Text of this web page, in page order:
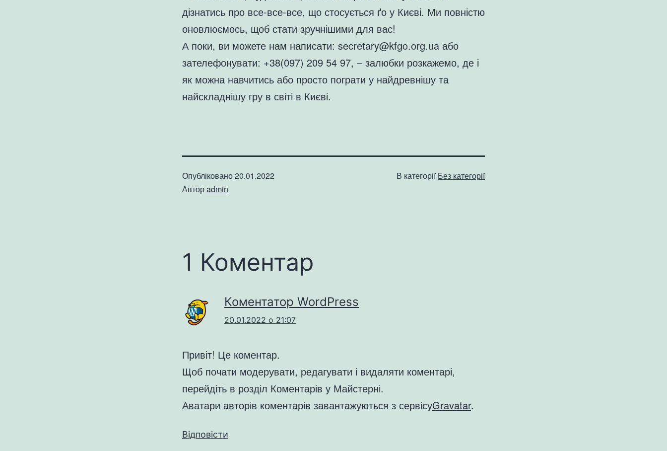
дізнатись про все-все-все, що стосується ґо у Києві. Ми повністю
оновлюємось, щоб стати зручнішими для вас!
А поки, ви можете нам написати: secretary@kfgo.org.ua або
зателефонувати: +38(097) 209 54 97, – залюбки розкажемо, де і
як можна навчитись або просто пограти у найдревнішу та
найскладнішу гру в світі в Києві.
Опубліковано20.01.2022
Авторadmin
В категоріїБез категорії
1 Коментар
Коментатор WordPress
20.01.2022 о 21:07
Привіт! Це коментар.
Щоб почати модерувати, редагувати і видаляти коментарі,
перейдіть в розділ Коментарів у Майстерні.
Аватари авторів коментарів завантажуються з сервісуGravatar.
Відповісти